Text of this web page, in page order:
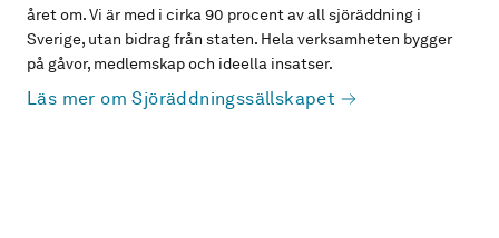
året om. Vi är med i cirka 90 procent av all sjöräddning i
Sverige, utan bidrag från staten. Hela verksamheten bygger
på gåvor, medlemskap och ideella insatser.
Läs mer om Sjöräddningssällskapet